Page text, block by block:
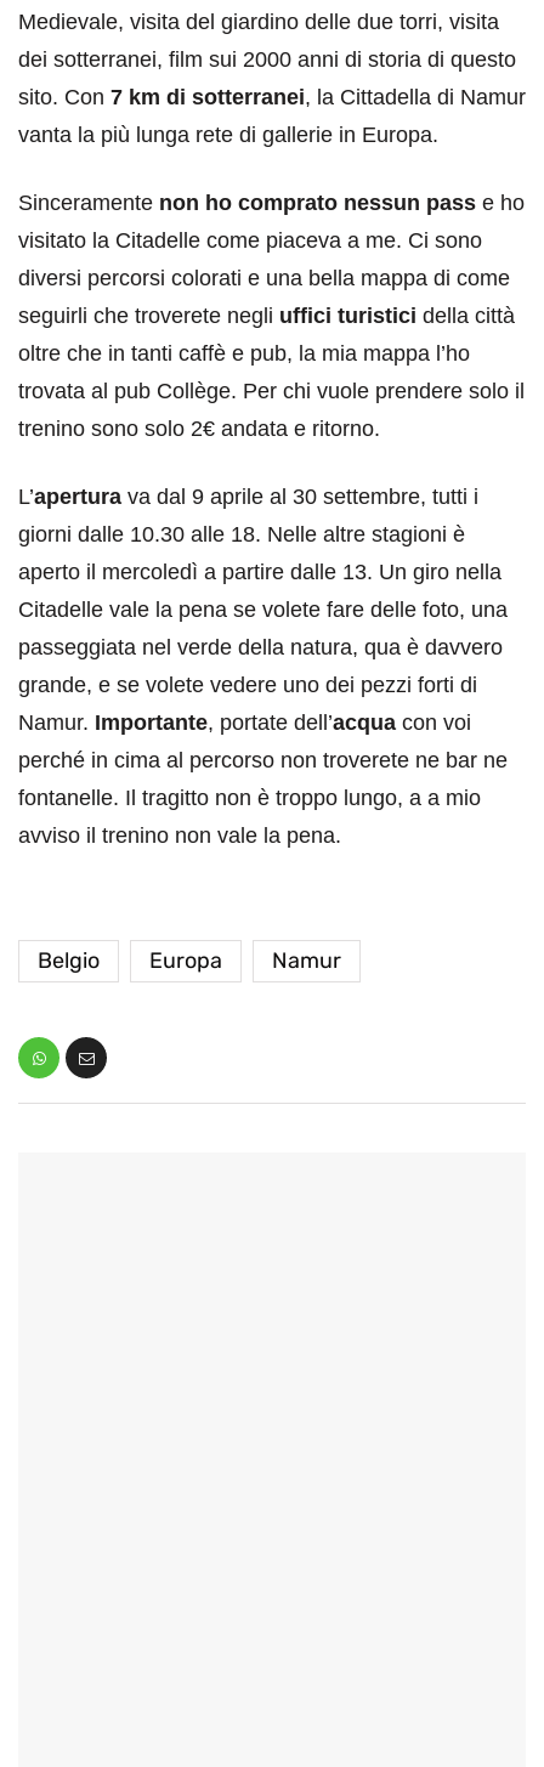
Medievale, visita del giardino delle due torri, visita
dei sotterranei, film sui 2000 anni di storia di questo
sito. Con 7 km di sotterranei, la Cittadella di Namur
vanta la più lunga rete di gallerie in Europa.
Sinceramente non ho comprato nessun pass e ho
visitato la Citadelle come piaceva a me. Ci sono
diversi percorsi colorati e una bella mappa di come
seguirli che troverete negli uffici turistici della città
oltre che in tanti caffè e pub, la mia mappa l’ho
trovata al pub Collège. Per chi vuole prendere solo il
trenino sono solo 2€ andata e ritorno.
L’apertura va dal 9 aprile al 30 settembre, tutti i
giorni dalle 10.30 alle 18. Nelle altre stagioni è
aperto il mercoledì a partire dalle 13. Un giro nella
Citadelle vale la pena se volete fare delle foto, una
passeggiata nel verde della natura, qua è davvero
grande, e se volete vedere uno dei pezzi forti di
Namur. Importante, portate dell’acqua con voi
perché in cima al percorso non troverete ne bar ne
fontanelle. Il tragitto non è troppo lungo, a a mio
avviso il trenino non vale la pena.
Belgio Europa Namur